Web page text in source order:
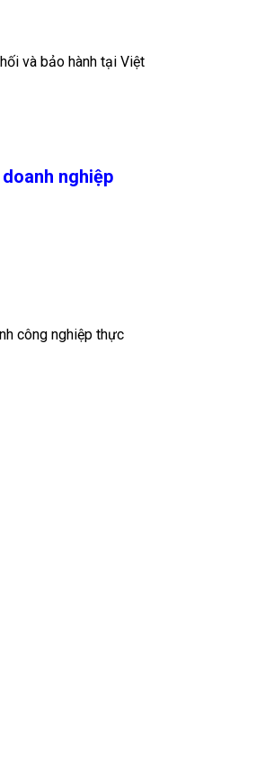
và bảo hành tại Việt
nghiệp
công nghiệp thực